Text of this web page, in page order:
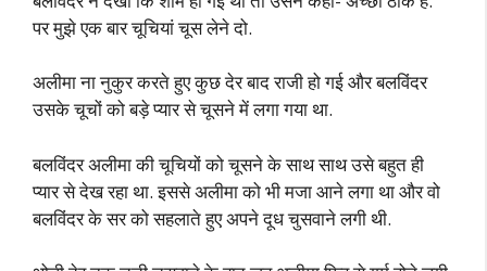
पर मुझे एक बार चूचियां चूस लेने दो.
अलीमा ना नुकुर करते हुए कुछ देर बाद राजी हो गई और बलविंदर
उसके चूचों को बड़े प्यार से चूसने में लगा गया था.
बलविंदर अलीमा की चूचियों को चूसने के साथ साथ उसे बहुत ही
प्यार से देख रहा था. इससे अलीमा को भी मजा आने लगा था और वो
बलविंदर के सर को सहलाते हुए अपने दूध चुसवाने लगी थी.